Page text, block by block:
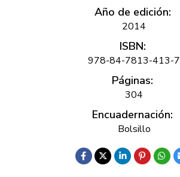
Año de edición:
2014
ISBN:
978-84-7813-413-7
Páginas:
304
Encuadernación:
Bolsillo